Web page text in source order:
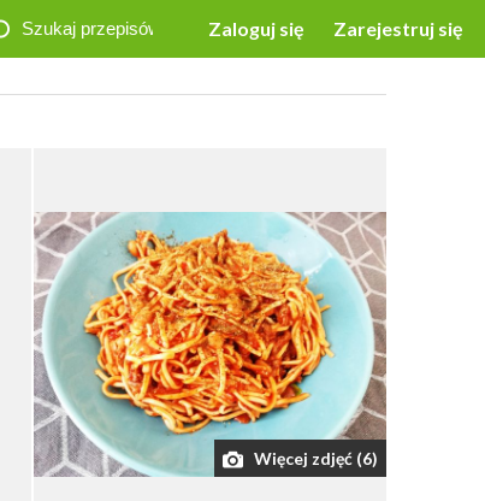
Zaloguj się Zarejestruj się
Więcej zdjęć (6)